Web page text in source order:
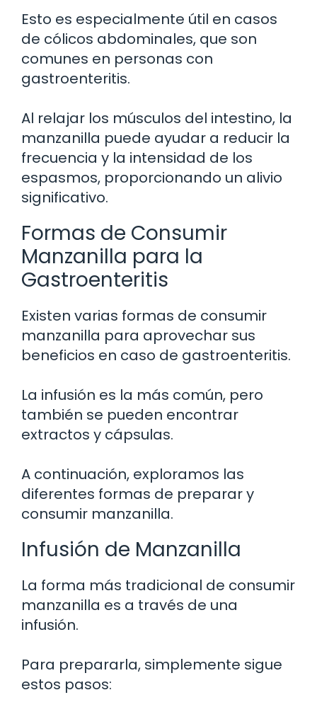
Esto es especialmente útil en casos
de cólicos abdominales, que son
comunes en personas con
gastroenteritis.
Al relajar los músculos del intestino, la
manzanilla puede ayudar a reducir la
frecuencia y la intensidad de los
espasmos, proporcionando un alivio
significativo.
Formas de Consumir
Manzanilla para la
Gastroenteritis
Existen varias formas de consumir
manzanilla para aprovechar sus
beneficios en caso de gastroenteritis.
La infusión es la más común, pero
también se pueden encontrar
extractos y cápsulas.
A continuación, exploramos las
diferentes formas de preparar y
consumir manzanilla.
Infusión de Manzanilla
La forma más tradicional de consumir
manzanilla es a través de una
infusión.
Para prepararla, simplemente sigue
estos pasos: